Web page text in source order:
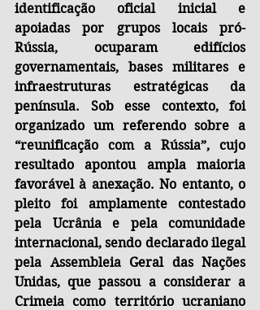
identificação oficial inicial e
apoiadas por grupos locais pró-
Rússia, ocuparam edifícios
governamentais, bases militares e
infraestruturas estratégicas da
península. Sob esse contexto, foi
organizado um referendo sobre a
“reunificação com a Rússia”, cujo
resultado apontou ampla maioria
favorável à anexação. No entanto, o
pleito foi amplamente contestado
pela Ucrânia e pela comunidade
internacional, sendo declarado ilegal
pela Assembleia Geral das Nações
Unidas, que passou a considerar a
Crimeia como território ucraniano